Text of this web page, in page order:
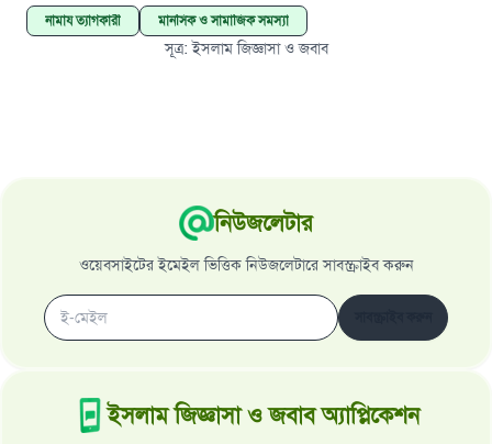
নামায ত্যাগকারী মানসিক ও সামাজিক সমস্যা
সূত্র:ইসলাম জিজ্ঞাসা ও জবাব
নিউজলেটার
ওয়েবসাইটের ইমেইল ভিত্তিক নিউজলেটারে সাবস্ক্রাইব করুন
ইসলাম জিজ্ঞাসা ও জবাব অ্যাপ্লিকেশন